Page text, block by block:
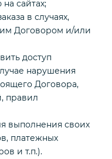
сайтах;
в случаях,
Договором и/или
доступ
нарушения
Договора,
правил
выполнения своих
платежных
и т.п.).